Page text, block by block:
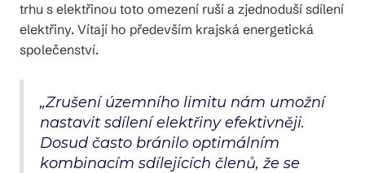
trhu s elektřinou toto omezení ruší a zjednoduší sdílení
elektřiny. Vítají ho především krajská energetická
společenství.
„Zrušení územního limitu nám umožní
nastavit sdílení elektřiny efektivněji.
Dosud často bránilo optimálním
kombinacím sdílejících členů, že se